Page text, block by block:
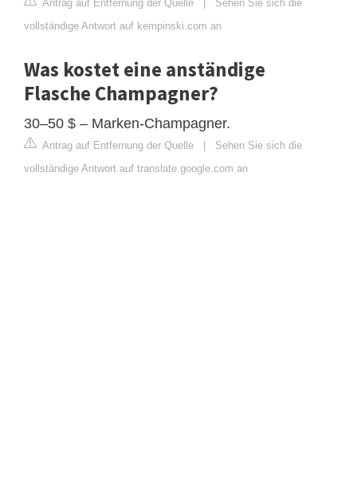
Antrag auf Entfernung der Quelle | Sehen Sie sich die
vollständige Antwort auf kempinski.com an
Was kostet eine anständige
Flasche Champagner?
30–50 $ – Marken-Champagner.
Antrag auf Entfernung der Quelle | Sehen Sie sich die
vollständige Antwort auf translate.google.com an